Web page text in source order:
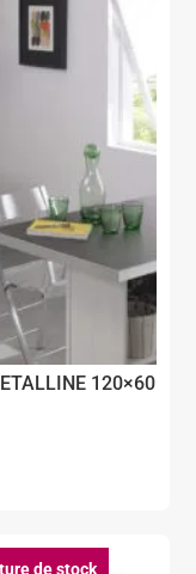
120×60
de stock